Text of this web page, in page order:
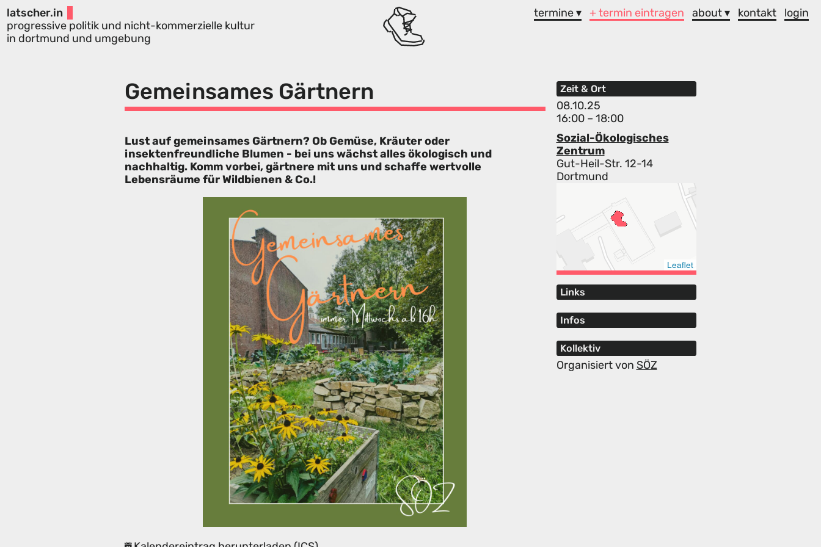
latscher.in
progressive politik und nicht-kommerzielle kultur
in dortmund und umgebung
termine ▾ + termin eintragen about ▾ kontakt login
Gemeinsames Gärtnern Zeit & Ort
08.10.25
16:00 – 18:00
Sozial-Ökologisches
Zentrum
Gut-Heil-Str. 12-14
Dortmund
Leaflet
Links
Infos
Kollektiv
Organisiert von SÖZ
Lust auf gemeinsames Gärtnern? Ob Gemüse, Kräuter oder
insektenfreundliche Blumen - bei uns wächst alles ökologisch und
nachhaltig. Komm vorbei, gärtnere mit uns und schaffe wertvolle
Lebensräume für Wildbienen & Co.!